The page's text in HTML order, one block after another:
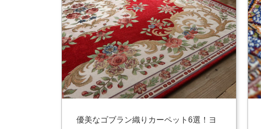
優美なゴブラン織りカーペット6選！ヨ